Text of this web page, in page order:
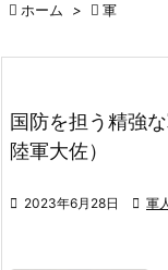
 ホーム >  軍
国防を担う精強
陸軍大佐）
 2023年6月28日  軍